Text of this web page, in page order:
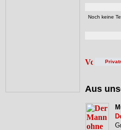
Noch keine
Aus